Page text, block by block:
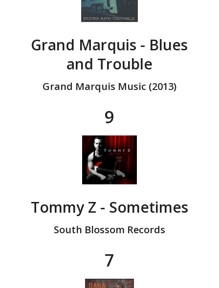
Grand Marquis - Blues
and Trouble
Grand Marquis Music (2013)
9
Tommy Z - Sometimes
South Blossom Records
7